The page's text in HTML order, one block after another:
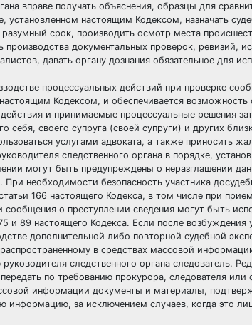
вправе получать объяснения, образцы для
настоящим Кодексом, назначать
разумный срок, производить осмотр места
производства документальных проверок, ревизий,
давать органу дознания обязательное для
процессуальных действий при проверке
Кодексом, и обеспечивается возможность
и принимаемые процессуальные решения
себя, своего супруга (своей супруги) и других
услугами адвоката, а также приносить
следственного органа в порядке,
могут быть предупреждены о неразглашении
При необходимости безопасность участника
166 настоящего Кодекса, в том числе при
о преступлении сведения могут быть
и 89 настоящего Кодекса. Если после
дополнительной либо повторной судебной
в средствах массовой
следственного органа следователь.
по требованию прокурора, следователя
информации документы и материалы,
информацию, за исключением случаев, когда это